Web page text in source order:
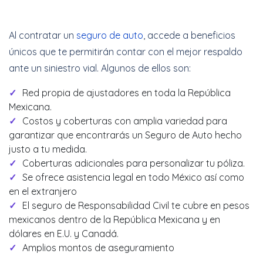
Al contratar un seguro de auto , accede a beneficios
únicos que te permitirán contar con el mejor respaldo
ante un siniestro vial. Algunos de ellos son:
Red propia de ajustadores en toda la República
Mexicana.
Costos y coberturas con amplia variedad para
garantizar que encontrarás un Seguro de Auto hecho
justo a tu medida.
Coberturas adicionales para personalizar tu póliza.
Se ofrece asistencia legal en todo México así como
en el extranjero
El seguro de Responsabilidad Civil te cubre en pesos
mexicanos dentro de la República Mexicana y en
dólares en E.U. y Canadá.
Amplios montos de aseguramiento